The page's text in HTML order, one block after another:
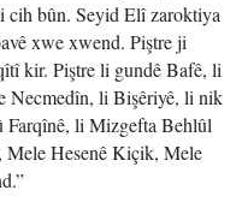
bûn. Seyid Elî zaroktiya
xwe xwend. Piştre ji
kir. Piştre li gundê Bafê, li
Necmedîn, li Bişêriyê, li nik
li Mizgefta Behlûl
Hesenê Kiçik, Mele